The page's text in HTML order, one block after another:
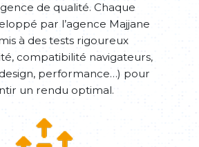
de qualité. Chaque
par l’agence Majjane
à des tests rigoureux
compatibilité navigateurs,
performance…) pour
un rendu optimal.